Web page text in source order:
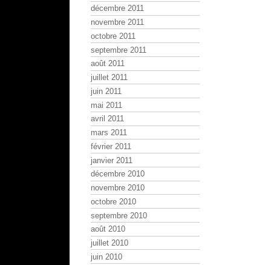
décembre 2011
novembre 2011
octobre 2011
septembre 2011
août 2011
juillet 2011
juin 2011
mai 2011
avril 2011
mars 2011
février 2011
janvier 2011
décembre 2010
novembre 2010
octobre 2010
septembre 2010
août 2010
juillet 2010
juin 2010